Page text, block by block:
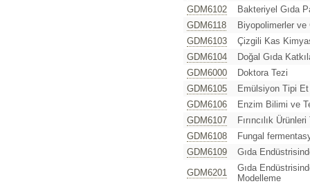
GDM6102
Bakteriyel Gıda
GDM6118
Biyopolimerler ve
GDM6103
Çizgili Kas
GDM6104
Doğal Gıda
GDM6000
Doktora Tezi
GDM6105
Emülsiyon Tipi
GDM6106
Enzim Bilimi ve
GDM6107
Fırıncılık
GDM6108
Fungal
GDM6109
Gıda
GDM6201
Gıda
Modelleme